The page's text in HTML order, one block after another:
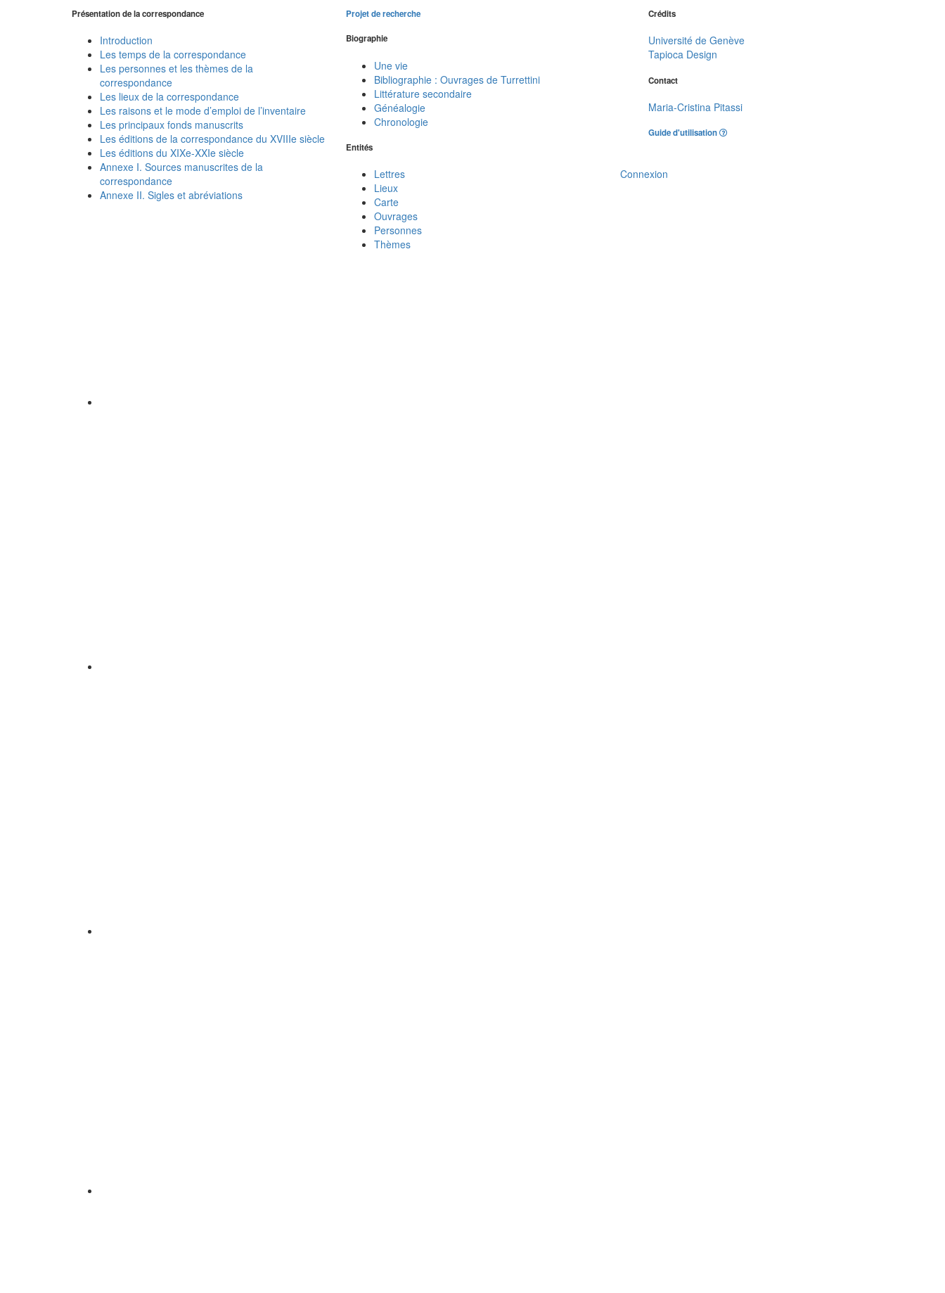
Présentation de la correspondance
Introduction
Les temps de la correspondance
Les personnes et les thèmes de la
correspondance
Les lieux de la correspondance
Les raisons et le mode d’emploi de l’inventaire
Les principaux fonds manuscrits
Les éditions de la correspondance du XVIIIe siècle
Les éditions du XIXe-XXIe siècle
Annexe I. Sources manuscrites de la
correspondance
Annexe II. Sigles et abréviations
Projet de recherche
Biographie
Une vie
Bibliographie : Ouvrages de Turrettini
Littérature secondaire
Généalogie
Chronologie
Entités
Lettres
Lieux
Carte
Ouvrages
Personnes
Thèmes
Crédits
Université de Genève
Tapioca Design
Contact
Maria-Cristina Pitassi
Guide d'utilisation
Connexion